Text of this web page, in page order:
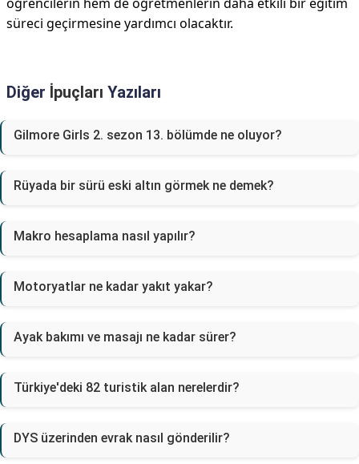
süreci geçirmesine yardımcı olacaktır.
Diğer İpuçları Yazıları
Gilmore Girls 2. sezon 13. bölümde ne oluyor?
Rüyada bir sürü eski altın görmek ne demek?
Makro hesaplama nasıl yapılır?
Motoryatlar ne kadar yakıt yakar?
Ayak bakımı ve masajı ne kadar sürer?
Türkiye'deki 82 turistik alan nerelerdir?
DYS üzerinden evrak nasıl gönderilir?